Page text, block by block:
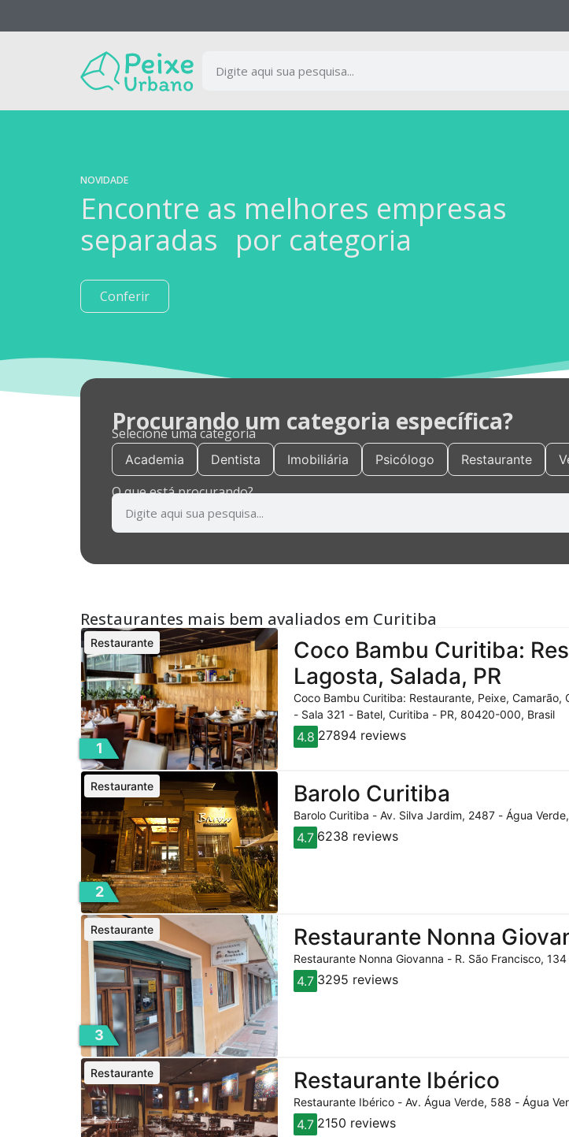
NOVIDADE
Encontre as melhores empresas
separadas por categoria
Conferir
Procurando um categoria específica?
Selecione uma categoria
Academia Dentista Imobiliária Psicólogo Restaurante
O que está procurando?
Restaurantes mais bem avaliados em Curitiba
1
Coco Bambu Curitiba:
Lagosta, Salada, PR
Restaurante
Coco Bambu Curitiba: Restaurante, Peixe,
- Sala 321 - Batel, Curitiba - PR, 80420-000, Brasil
4.8 27894 reviews
2
Barolo Curitiba
Restaurante
Barolo Curitiba - Av. Silva Jardim, 2487 - Água
4.7 6238 reviews
3
Restaurante Nonna
Restaurante
Restaurante Nonna Giovanna - R. São Francisco,
4.7 3295 reviews
Restaurante Ibérico
Restaurante
Restaurante Ibérico - Av. Água Verde, 588 - Água
4.7 2150 reviews